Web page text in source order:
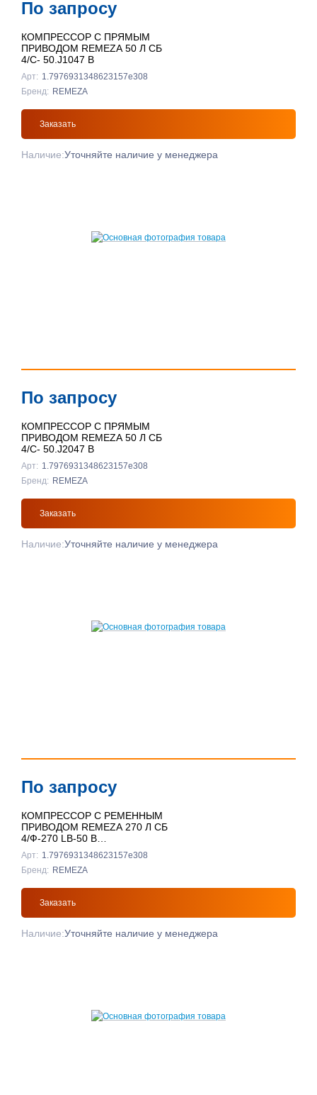
По запросу
КОМПРЕССОР С ПРЯМЫМ
ПРИВОДОМ REMEZA 50 Л СБ
4/С- 50.J1047 B
Арт: 1.7976931348623157e308
Бренд: REMEZA
Заказать
Наличие:Уточняйте наличие у менеджера
По запросу
КОМПРЕССОР С ПРЯМЫМ
ПРИВОДОМ REMEZA 50 Л СБ
4/С- 50.J2047 B
Арт: 1.7976931348623157e308
Бренд: REMEZA
Заказать
Наличие:Уточняйте наличие у менеджера
По запросу
КОМПРЕССОР С РЕМЕННЫМ
ПРИВОДОМ REMEZA 270 Л СБ
4/Ф-270 LB-50 В
ВЕРТИКАЛЬНЫЙ
Арт: 1.7976931348623157e308
Бренд: REMEZA
Заказать
Наличие:Уточняйте наличие у менеджера